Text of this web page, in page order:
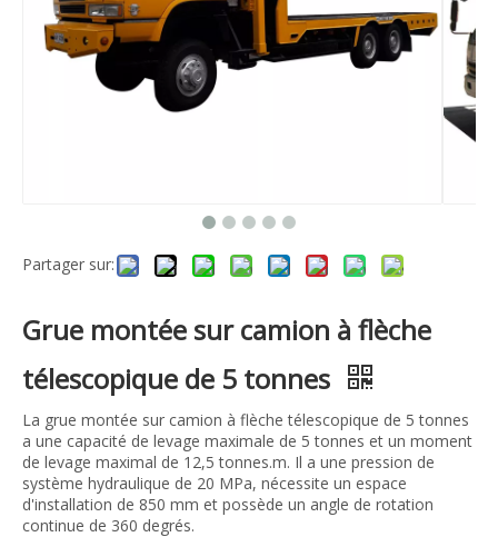
Partager sur:
Grue montée sur camion à flèche
télescopique de 5 tonnes
La grue montée sur camion à flèche télescopique de 5 tonnes
a une capacité de levage maximale de 5 tonnes et un moment
de levage maximal de 12,5 tonnes.m. Il a une pression de
système hydraulique de 20 MPa, nécessite un espace
d'installation de 850 mm et possède un angle de rotation
continue de 360 ​​degrés.